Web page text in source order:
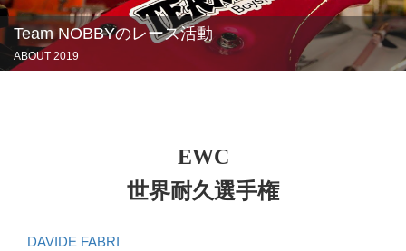
Team NOBBYのレース活動
ABOUT 2019
EWC
世界耐久選手権
DAVIDE FABRI